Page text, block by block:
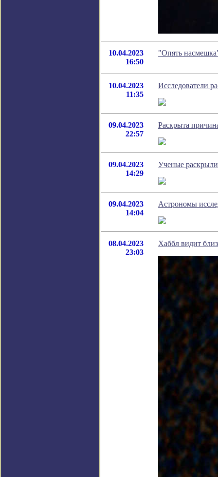
10.04.2023
16:50
"Опять
10.04.2023
11:35
Исследователи
09.04.2023
22:57
Раскрыта
09.04.2023
14:29
Ученые
09.04.2023
14:04
Астрономы
08.04.2023
23:03
Хаббл видит